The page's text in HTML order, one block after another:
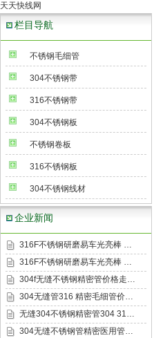
天天快线网
栏目导航
不锈钢毛细管
304不锈钢带
316不锈钢带
304不锈钢板
不锈钢卷板
316不锈钢板
304不锈钢线材
企业新闻
316F不锈钢研磨易车光亮棒 …
316F不锈钢研磨易车光亮棒 …
304f无缝不锈钢精密管价格走…
304无缝管316 精密毛细管价…
无缝304不锈钢精密管304 31…
304无缝不锈钢管精密医用管…